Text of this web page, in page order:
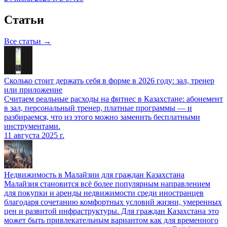
Статьи
Все статьи →
Сколько стоит держать себя в форме в 2026 году: зал, тренер
или приложение
Считаем реальные расходы на фитнес в Казахстане: абонемент
в зал, персональный тренер, платные программы — и
разбираемся, что из этого можно заменить бесплатными
инструментами.
11 августа 2025 г.
Недвижимость в Малайзии для граждан Казахстана
Малайзия становится всё более популярным направлением
для покупки и аренды недвижимости среди иностранцев
благодаря сочетанию комфортных условий жизни, умеренных
цен и развитой инфраструктуры. Для граждан Казахстана это
может быть привлекательным вариантом как для временного